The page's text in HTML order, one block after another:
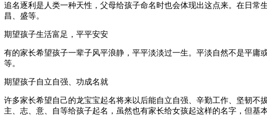
追名逐利是人类一种天性，父母给孩子命名时也会体现出这点来。在日常
昌、盛等。
期望孩子生活富足，平平安安
有的家长希望孩子一辈子风平浪静，平平淡淡过一生。平淡自然不是平
等。
期望孩子自立自强、功成名就
许多家长希望自己的龙宝宝起名将来以后能自立自强、辛勤工作、坚韧不
主、志、意、自等给孩子起名，虽然也有家长给女孩起这样的名字，但基